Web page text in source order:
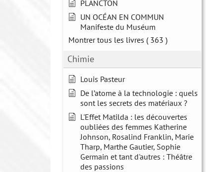
PLANCTON
UN OCÉAN EN COMMUN
Manifeste du Muséum
Montrer tous les livres ( 363 )
Chimie
Louis Pasteur
De l’atome à la technologie : quels
sont les secrets des matériaux ?
L'Effet Matilda : les découvertes
oubliées des femmes Katherine
Johnson, Rosalind Franklin, Marie
Tharp, Marthe Gautier, Sophie
Germain et tant d'autres : Théâtre
des passions